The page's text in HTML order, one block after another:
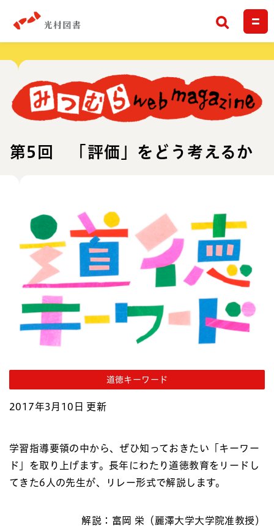
検索
第5回 「評価」をどう考えるか
道徳キーワード
2017年3月10日 更新
学習指導要領の中から、ぜひ知っておきたい「キーワー
ド」を取り上げます。長年にわたり道徳教育をリードし
てきた6人の先生が、リレー形式で解説します。
解説：富岡 栄（麗澤大学大学院准教授）